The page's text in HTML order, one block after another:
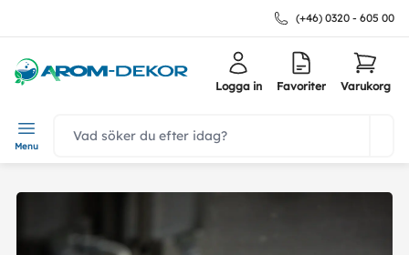
(+46) 0320 - 605 00
Menu
Logga in Favoriter Varukorg